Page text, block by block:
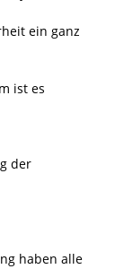
ein ganz
ist es
der
haben alle